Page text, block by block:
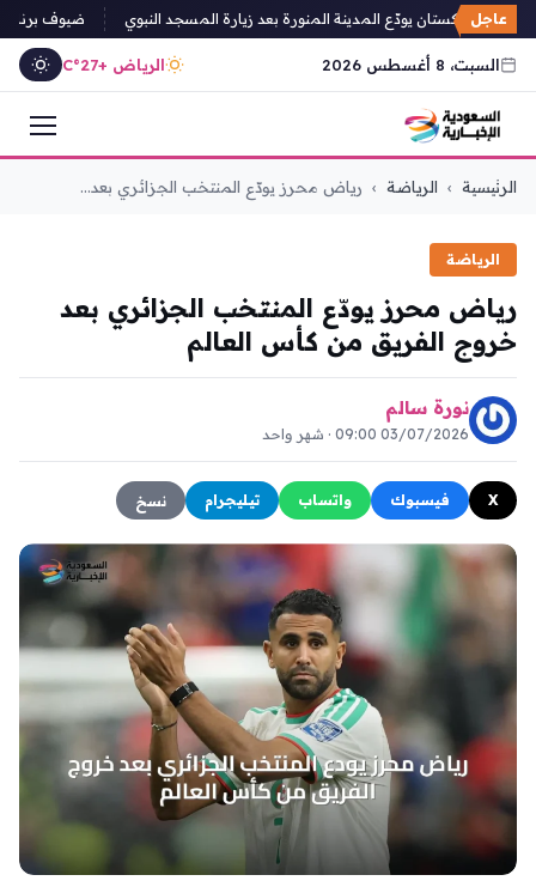
عاجل
وزراء باكستان يودّع المدينة المنورة بعد زيارة المسجد النبوي ضيوف برنامج
السبت، 8 أغسطس 2026 الرياض +27°C
التجاوز
الرئيسية › الرياضة › رياض محرز يودّع المنتخب الجزائري بعد...
الرياضة
رياض محرز يودّع المنتخب الجزائري بعد
خروج الفريق من كأس العالم
نورة سالم
03/07/2026 09:00 · شهر واحد
X فيسبوك واتساب تيليجرام نسخ